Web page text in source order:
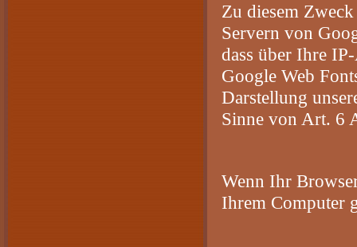
Zu diesem
Servern von
dass über Ihre
Google Web
Darstellung
Sinne von Art. 6
Wenn Ihr
Ihrem Computer